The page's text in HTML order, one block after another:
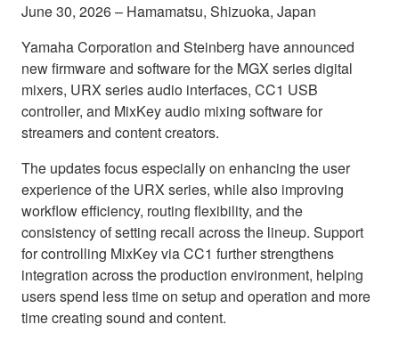
June 30, 2026 – Hamamatsu, Shizuoka, Japan
Yamaha Corporation and Steinberg have announced
new firmware and software for the MGX series digital
mixers, URX series audio interfaces, CC1 USB
controller, and MixKey audio mixing software for
streamers and content creators.
The updates focus especially on enhancing the user
experience of the URX series, while also improving
workflow efficiency, routing flexibility, and the
consistency of setting recall across the lineup. Support
for controlling MixKey via CC1 further strengthens
integration across the production environment, helping
users spend less time on setup and operation and more
time creating sound and content.